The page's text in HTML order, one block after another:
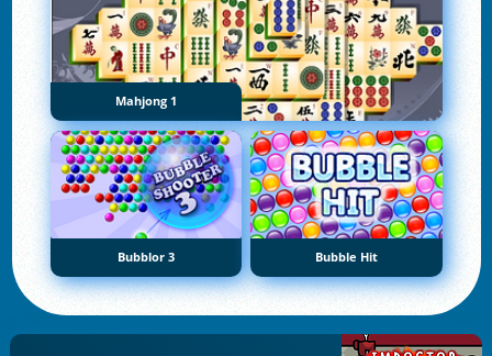
Mahjong 1
Bubblor 3 Bubble Hit